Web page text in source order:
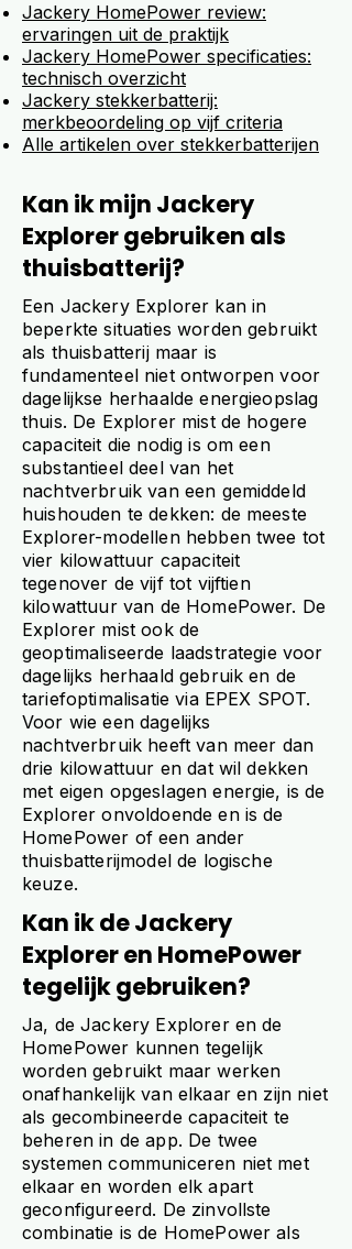
Jackery HomePower review:
ervaringen uit de praktijk
Jackery HomePower specificaties:
technisch overzicht
Jackery stekkerbatterij:
merkbeoordeling op vijf criteria
Alle artikelen over stekkerbatterijen
Kan ik mijn Jackery
Explorer gebruiken als
thuisbatterij?
Een Jackery Explorer kan in
beperkte situaties worden gebruikt
als thuisbatterij maar is
fundamenteel niet ontworpen voor
dagelijkse herhaalde energieopslag
thuis. De Explorer mist de hogere
capaciteit die nodig is om een
substantieel deel van het
nachtverbruik van een gemiddeld
huishouden te dekken: de meeste
Explorer-modellen hebben twee tot
vier kilowattuur capaciteit
tegenover de vijf tot vijftien
kilowattuur van de HomePower. De
Explorer mist ook de
geoptimaliseerde laadstrategie voor
dagelijks herhaald gebruik en de
tariefoptimalisatie via EPEX SPOT.
Voor wie een dagelijks
nachtverbruik heeft van meer dan
drie kilowattuur en dat wil dekken
met eigen opgeslagen energie, is de
Explorer onvoldoende en is de
HomePower of een ander
thuisbatterijmodel de logische
keuze.
Kan ik de Jackery
Explorer en HomePower
tegelijk gebruiken?
Ja, de Jackery Explorer en de
HomePower kunnen tegelijk
worden gebruikt maar werken
onafhankelijk van elkaar en zijn niet
als gecombineerde capaciteit te
beheren in de app. De twee
systemen communiceren niet met
elkaar en worden elk apart
geconfigureerd. De zinvollste
combinatie is de HomePower als